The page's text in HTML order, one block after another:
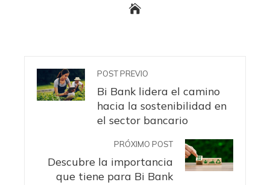
POST PREVIO
Bi Bank lidera el camino
hacia la sostenibilidad en
el sector bancario
PRÓXIMO POST
Descubre la importancia
que tiene para Bi Bank